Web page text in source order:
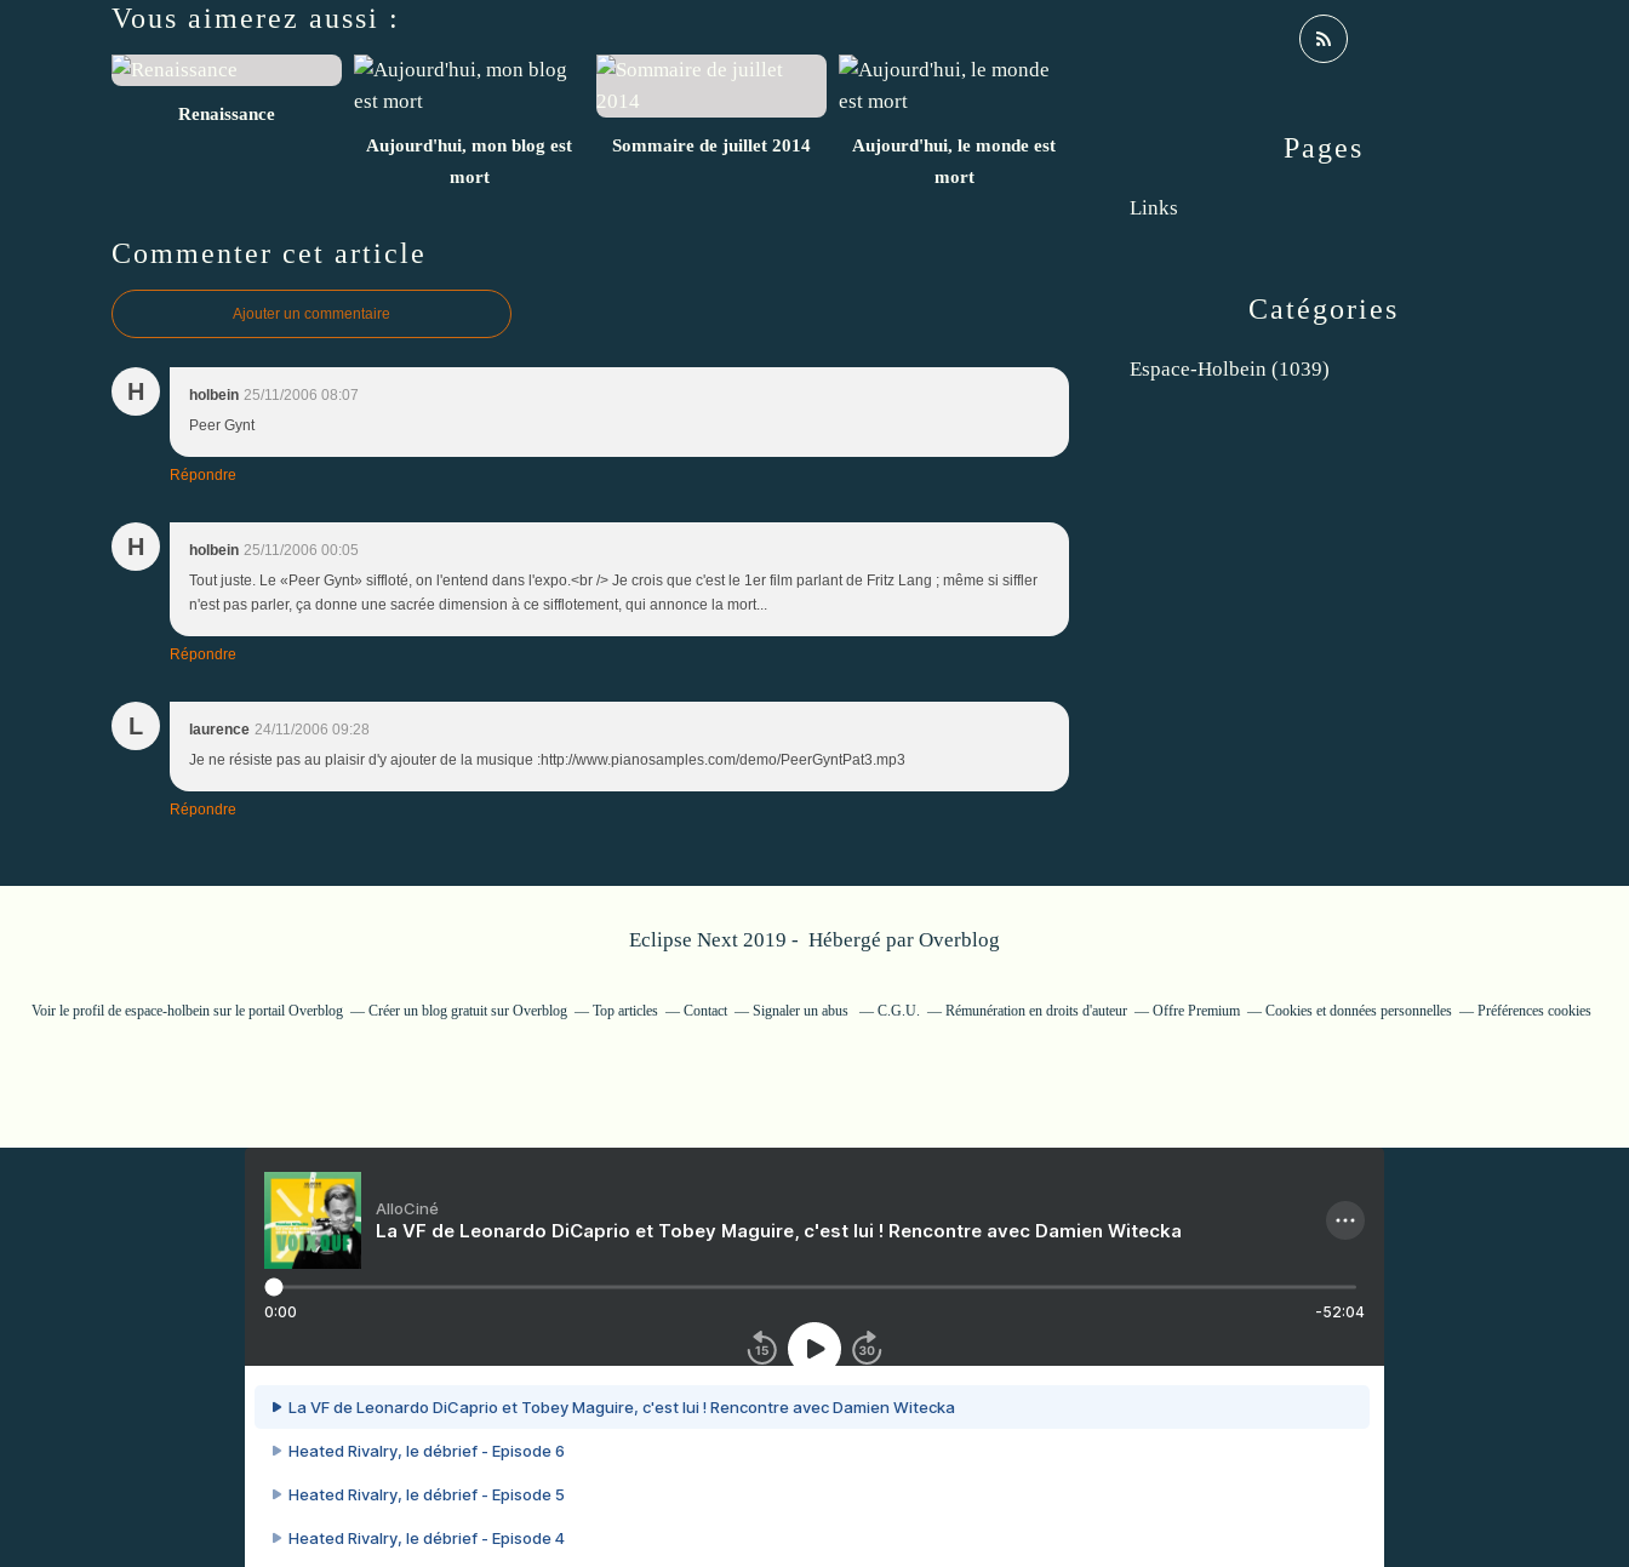
Vous aimerez aussi :
Renaissance
Aujourd'hui, mon blog est
mort
Sommaire de juillet 2014
Aujourd'hui, le monde est
mort
Commenter cet article
Ajouter un commentaire
H holbein 25/11/2006 08:07
Peer Gynt
Répondre
H holbein 25/11/2006 00:05
Tout juste. Le «Peer Gynt» siffloté, on l'entend dans l'expo.<br /> Je crois que c'est le 1er film parlant de Fritz Lang ; même si siffler
n'est pas parler, ça donne une sacrée dimension à ce sifflotement, qui annonce la mort...
Répondre
L laurence 24/11/2006 09:28
Je ne résiste pas au plaisir d'y ajouter de la musique :http://www.pianosamples.com/demo/PeerGyntPat3.mp3
Répondre
Catégories
Espace-Holbein (1039)
Pages
Links
Eclipse Next 2019 - Hébergé par Overblog
Voir le profil de espace-holbeinsur le portail Overblog Créer un blog gratuit sur Overblog Top articles Contact Signaler un abus C.G.U. Rémunération en droits d'auteur Offre Premium Cookies et données personnelles Préférences cookies
AlloCiné
La VF de Leonardo DiCaprio et Tobey Maguire, c'est lui ! Rencontre avec Damien Witecka
0:00 -52:04
La VF de Leonardo DiCaprio et Tobey Maguire, c'est lui ! Rencontre avec Damien Witecka
Heated Rivalry, le débrief - Episode 6
Heated Rivalry, le débrief - Episode 5
Heated Rivalry, le débrief - Episode 4